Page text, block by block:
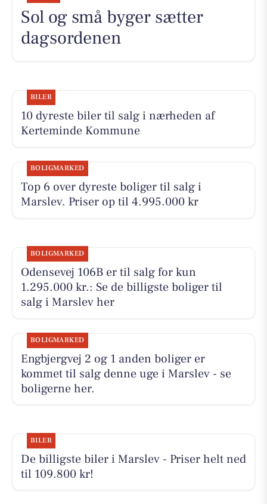
Sol og små byger sætter
dagsordenen
BILER
10 dyreste biler til salg i nærheden af
Kerteminde Kommune
BOLIGMARKED
Top 6 over dyreste boliger til salg i
Marslev. Priser op til 4.995.000 kr
BOLIGMARKED
Odensevej 106B er til salg for kun
1.295.000 kr.: Se de billigste boliger til
salg i Marslev her
BOLIGMARKED
Engbjergvej 2 og 1 anden boliger er
kommet til salg denne uge i Marslev - se
boligerne her.
BILER
De billigste biler i Marslev - Priser helt ned
til 109.800 kr!